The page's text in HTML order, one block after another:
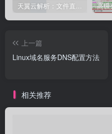
天翼云解析：文件直链获取源码 高级
上一篇
Linux域名服务DNS配置方法
相关推荐